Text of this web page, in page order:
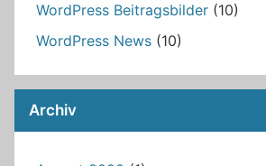
WordPress Beitragsbilder (10)
WordPress News (10)
Archiv